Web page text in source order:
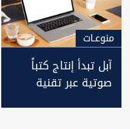
منوعـات
آبل تبدأ إنتاج كتباً
صوتية عبر تقنية